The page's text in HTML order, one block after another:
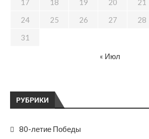
РУБРИКИ
80-летие Победы
17
18 19 20 21
24
25 26 27 28
31
« Июл